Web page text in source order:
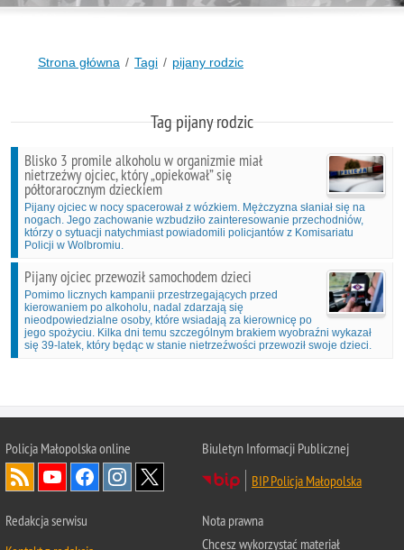
Strona główna Tagi pijany rodzic
Tag pijany rodzic
Blisko 3 promile alkoholu w organizmie miał
nietrzeźwy ojciec, który „opiekował” się
półtorarocznym dzieckiem
Pijany ojciec w nocy spacerował z wózkiem. Mężczyzna słaniał się na
nogach. Jego zachowanie wzbudziło zainteresowanie przechodniów,
którzy o sytuacji natychmiast powiadomili policjantów z Komisariatu
Policji w Wolbromiu.
Pijany ojciec przewoził samochodem dzieci
Pomimo licznych kampanii przestrzegających przed
kierowaniem po alkoholu, nadal zdarzają się
nieodpowiedzialne osoby, które wsiadają za kierownicę po
jego spożyciu. Kilka dni temu szczególnym brakiem wyobraźni wykazał
się 39-latek, który będąc w stanie nietrzeźwości przewoził swoje dzieci.
Policja Małopolska online
Biuletyn Informacji Publicznej
BIP Policja Małopolska
Redakcja serwisu
Nota prawna
Chcesz wykorzystać materiał